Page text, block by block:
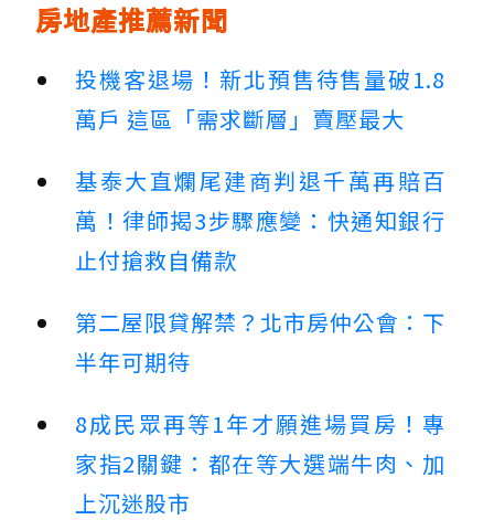
房地產推薦新聞
投機客退場！新北預售待售量破1.8
萬戶 這區「需求斷層」賣壓最大
基泰大直爛尾建商判退千萬再賠百
萬！律師揭3步驟應變：快通知銀行
止付搶救自備款
第二屋限貸解禁？北市房仲公會：下
半年可期待
8成民眾再等1年才願進場買房！專
家指2關鍵：都在等大選端牛肉、加
上沉迷股市